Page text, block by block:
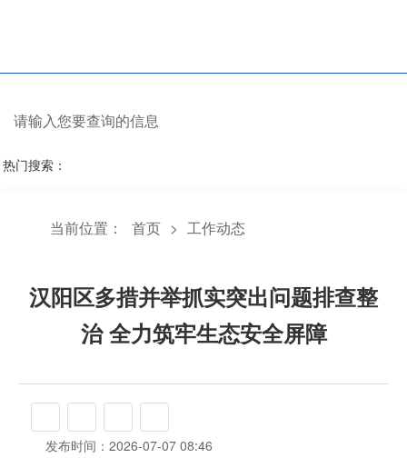
热门搜索：
当前位置： 首页 > 工作动态
汉阳区多措并举抓实突出问题排查整
治 全力筑牢生态安全屏障
发布时间：2026-07-07 08:46